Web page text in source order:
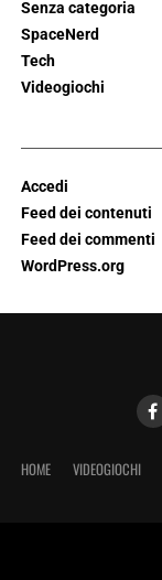
Senza categoria
SpaceNerd
Tech
Videogiochi
Accedi
Feed dei contenuti
Feed dei commenti
WordPress.org
HOME VIDEOGIOCHI